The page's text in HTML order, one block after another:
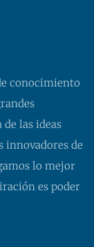
conocimiento
de las ideas
innovadores de
lo mejor
es poder